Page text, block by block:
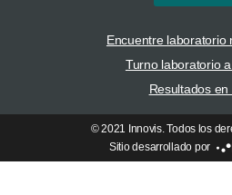
Encuentre laboratorio
Turno laboratorio
Resultados en
© 2021 Innovis. Todos los
Sitio desarrollado por